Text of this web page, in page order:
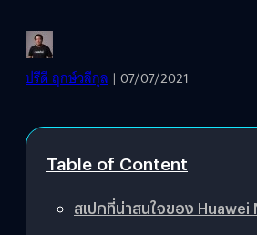
ปรีดี ฤกษ์วลีกุล | 07/07/2021
Table of Content
สเปกที่น่าสนใจของ Huawei